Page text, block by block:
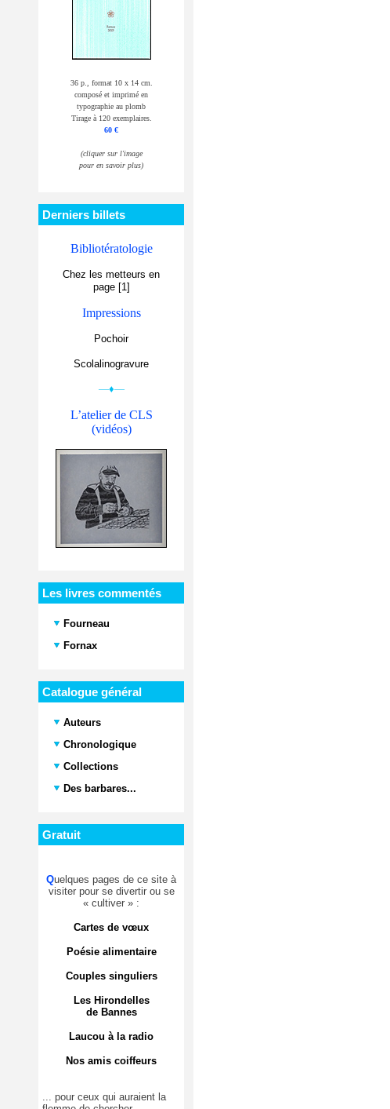
36 p., format 10 x 14 cm.
composé et imprimé en
typographie au plomb
Tirage à 120 exemplaires.
60 €
(cliquer sur l'image
pour en savoir plus)
Derniers billets
Bibliotératologie
Chez les metteurs en
page [1]
Impressions
Pochoir
Scolalinogravure
—♦—
L’atelier de CLS
(vidéos)
Les livres commentés
Fourneau
Fornax
Catalogue général
Auteurs
Chronologique
Collections
Des barbares...
Gratuit
Quelques pages de ce site à
visiter pour se divertir ou se
« cultiver » :
Cartes de vœux
Poésie alimentaire
Couples singuliers
Les Hirondelles
de Bannes
Laucou à la radio
Nos amis coiffeurs
... pour ceux qui auraient la